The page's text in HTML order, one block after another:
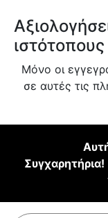
ιστότοπους
Μόνο οι
σε αυτές τις
Συγχαρητήρια!